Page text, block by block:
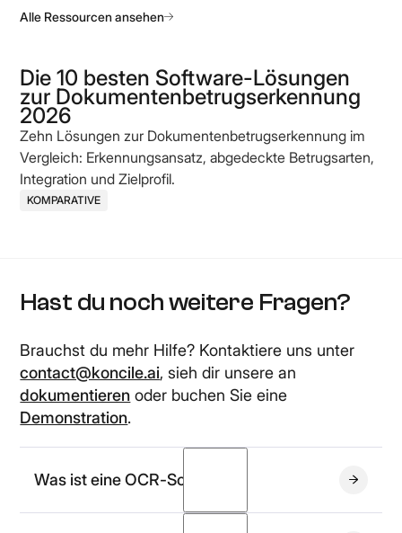
Alle Ressourcen ansehen
Die 10 besten Software-Lösungen
zur Dokumentenbetrugserkennung
2026
Zehn Lösungen zur Dokumentenbetrugserkennung im
Vergleich: Erkennungsansatz, abgedeckte Betrugsarten,
Integration und Zielprofil.
KOMPARATIVE
Hast du noch weitere Fragen?
Brauchst du mehr Hilfe? Kontaktiere uns unter
contact@koncile.ai, sieh dir unsere an
dokumentieren oder buchen Sie eine
Demonstration.
Was ist eine OCR-Software?